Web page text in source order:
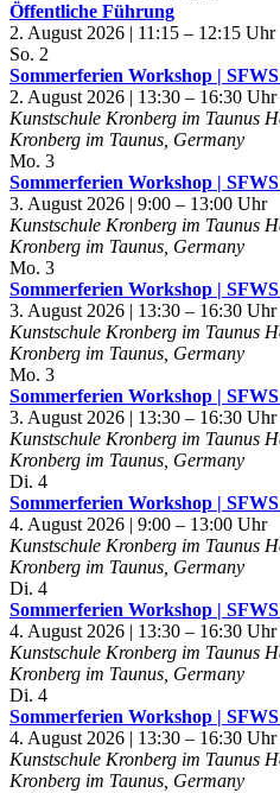
Öffentliche Führung
2. August 2026 | 11:15 – 12:15
So. 2
Sommerferien Workshop |
2. August 2026 | 13:30 – 16:30
Kunstschule Kronberg im Taunus
Kronberg im Taunus, Germany
Mo. 3
Sommerferien Workshop |
3. August 2026 | 9:00 – 13:00
Kunstschule Kronberg im Taunus
Kronberg im Taunus, Germany
Mo. 3
Sommerferien Workshop |
3. August 2026 | 13:30 – 16:30
Kunstschule Kronberg im Taunus
Kronberg im Taunus, Germany
Mo. 3
Sommerferien Workshop |
3. August 2026 | 13:30 – 16:30
Kunstschule Kronberg im Taunus
Kronberg im Taunus, Germany
Di. 4
Sommerferien Workshop |
4. August 2026 | 9:00 – 13:00
Kunstschule Kronberg im Taunus
Kronberg im Taunus, Germany
Di. 4
Sommerferien Workshop |
4. August 2026 | 13:30 – 16:30
Kunstschule Kronberg im Taunus
Kronberg im Taunus, Germany
Di. 4
Sommerferien Workshop |
4. August 2026 | 13:30 – 16:30
Kunstschule Kronberg im Taunus
Kronberg im Taunus, Germany